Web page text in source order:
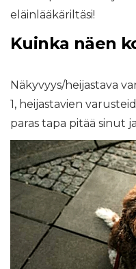
eläinlääkäriltäsi!
Kuinka näen
Näkyvyys/heijastava
1, heijastavien
paras tapa pitää sinut